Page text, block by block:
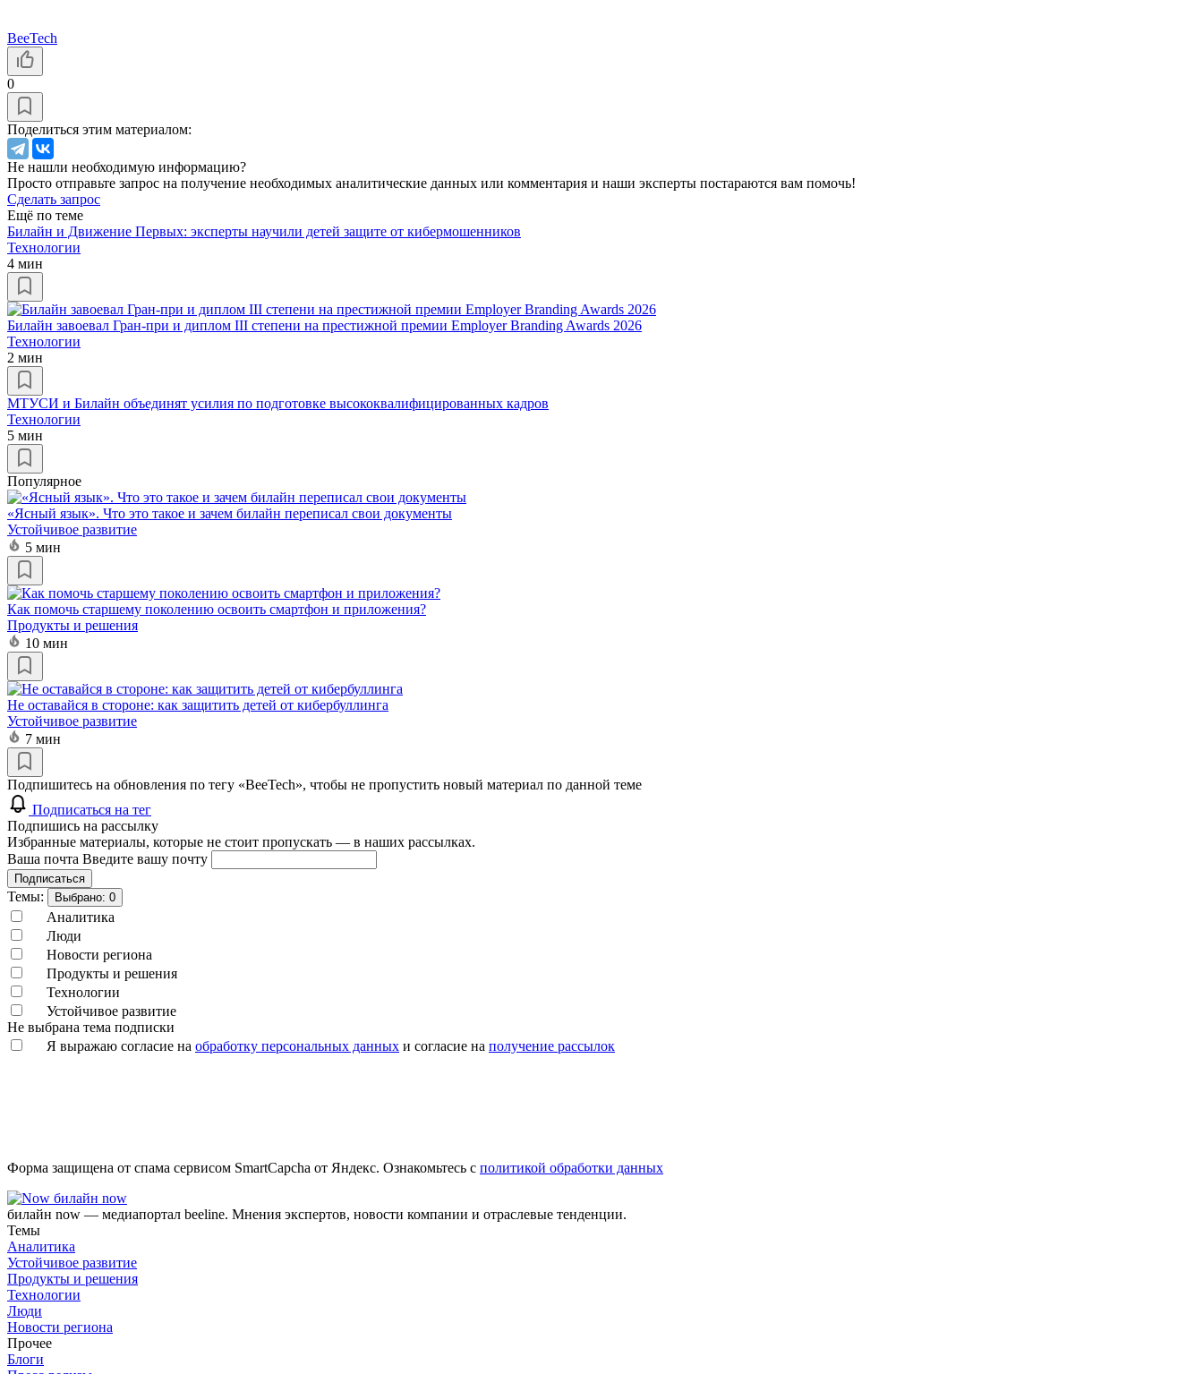
BeeTech
0
Поделиться этим материалом:
Не нашли необходимую информацию?
Просто отправьте запрос на получение необходимых аналитические данных или комментария и наши эксперты постараются вам помочь!
Сделать запрос
Ещё по теме
Билайн и Движение Первых: эксперты научили детей защите от кибермошенников
Технологии
4 мин
Билайн завоевал Гран-при и диплом III степени на престижной премии Employer Branding Awards 2026
Технологии
2 мин
МТУСИ и Билайн объединят усилия по подготовке высококвалифицированных кадров
Технологии
5 мин
Популярное
«Ясный язык». Что это такое и зачем билайн переписал свои документы
Устойчивое развитие
5 мин
Как помочь старшему поколению освоить смартфон и приложения?
Продукты и решения
10 мин
Не оставайся в стороне: как защитить детей от кибербуллинга
Устойчивое развитие
7 мин
Подпишитесь на обновления по тегу «BeeTech», чтобы не пропустить новый материал по данной теме
Подписаться на тег
Подпишись на рассылку
Избранные материалы, которые не стоит пропускать — в наших рассылках.
Ваша почта Введите вашу почту
Подписаться
Темы: Выбрано: 0
Аналитика
Люди
Новости региона
Продукты и решения
Технологии
Устойчивое развитие
Не выбрана тема подписки
Я выражаю согласие на обработку персональных данных и согласие на получение рассылок
Форма защищена от спама сервисом SmartCapcha от Яндекс. Ознакомьтесь с политикой обработки данных
билайн now
билайн now — медиапортал beeline. Мнения экспертов, новости компании и отраслевые тенденции.
Темы
Аналитика
Устойчивое развитие
Продукты и решения
Технологии
Люди
Новости региона
Прочее
Блоги